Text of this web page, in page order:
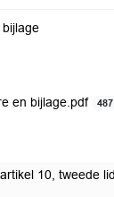
en bijlage.pdf
10,